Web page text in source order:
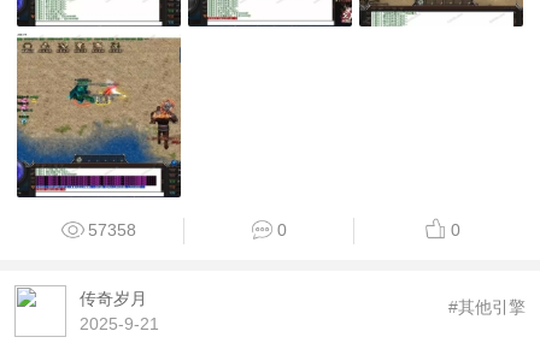
57358 0 0
传奇岁月
2025-9-21
#其他引擎